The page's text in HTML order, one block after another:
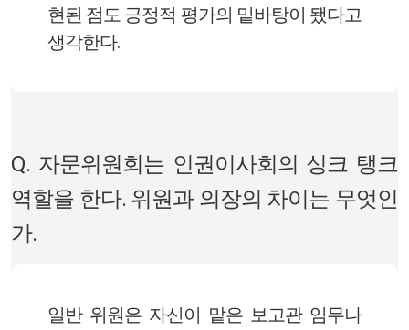
현된 점도 긍정적 평가의 밑바탕이 됐다고
생각한다.
Q. 자문위원회는 인권이사회의 싱크 탱크
역할을 한다. 위원과 의장의 차이는 무엇인
가.
일반 위원은 자신이 맡은 보고관 임무나